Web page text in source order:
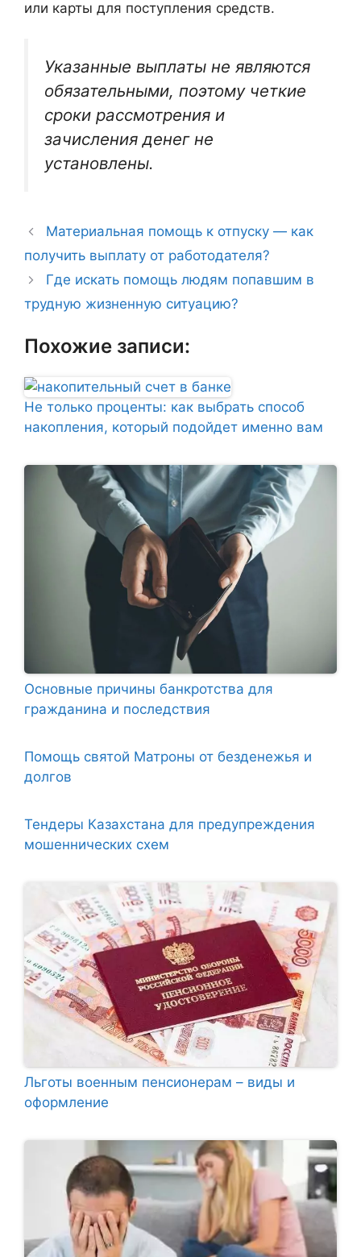
или карты для поступления средств.
Указанные выплаты не являются
обязательными, поэтому четкие
сроки рассмотрения и
зачисления денег не
установлены.
Материальная помощь к отпуску — как
получить выплату от работодателя?
Где искать помощь людям попавшим в
трудную жизненную ситуацию?
Похожие записи:
Не только проценты: как выбрать способ
накопления, который подойдет именно вам
Основные причины банкротства для
гражданина и последствия
Помощь святой Матроны от безденежья и
долгов
Тендеры Казахстана для предупреждения
мошеннических схем
Льготы военным пенсионерам – виды и
оформление